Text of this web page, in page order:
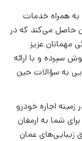
به همراه خدمات
حاصل می‌کند که در
عزیز
سپرده و با ارائه
به سؤالات حین
اجاره خودرو
شما به ارمغان
زیبایی‌های عمان